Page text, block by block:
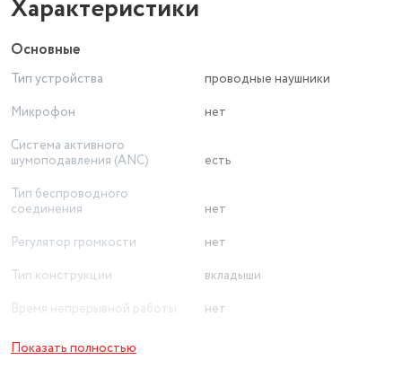
Характеристики
Основные
Тип устройства
проводные наушники
Микрофон
нет
Система активного
шумоподавления (ANC)
есть
Тип беспроводного
соединения
нет
Регулятор громкости
нет
Тип конструкции
вкладыши
Время непрерывной работы
нет
Чувствительность (дБ)
Показать полностью